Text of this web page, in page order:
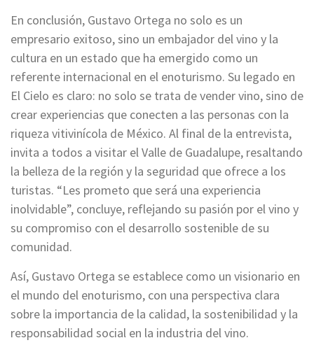
En conclusión, Gustavo Ortega no solo es un
empresario exitoso, sino un embajador del vino y la
cultura en un estado que ha emergido como un
referente internacional en el enoturismo. Su legado en
El Cielo es claro: no solo se trata de vender vino, sino de
crear experiencias que conecten a las personas con la
riqueza vitivinícola de México. Al final de la entrevista,
invita a todos a visitar el Valle de Guadalupe, resaltando
la belleza de la región y la seguridad que ofrece a los
turistas. “Les prometo que será una experiencia
inolvidable”, concluye, reflejando su pasión por el vino y
su compromiso con el desarrollo sostenible de su
comunidad.
Así, Gustavo Ortega se establece como un visionario en
el mundo del enoturismo, con una perspectiva clara
sobre la importancia de la calidad, la sostenibilidad y la
responsabilidad social en la industria del vino.